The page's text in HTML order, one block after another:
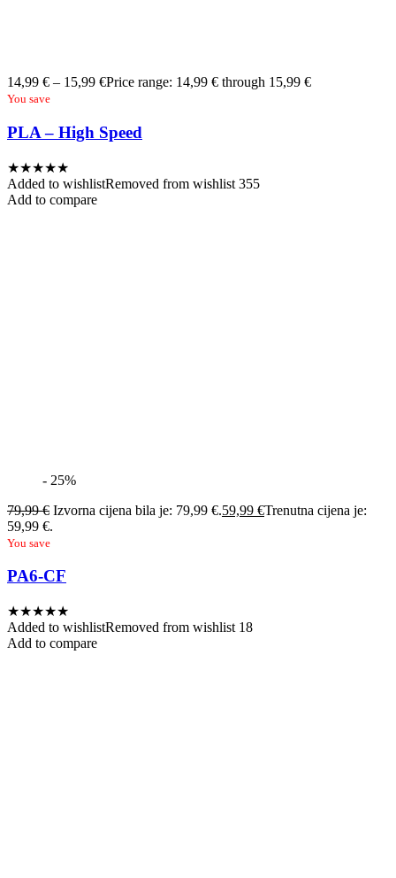
14,99 € – 15,99 €Price range: 14,99 € through 15,99 €
You save
PLA – High Speed
★★★★★
Added to wishlistRemoved from wishlist 355
Add to compare
- 25%
79,99€ Izvorna cijena bila je: 79,99 €.59,99 €Trenutna cijena je:
59,99 €.
You save
PA6-CF
★★★★★
Added to wishlistRemoved from wishlist 18
Add to compare